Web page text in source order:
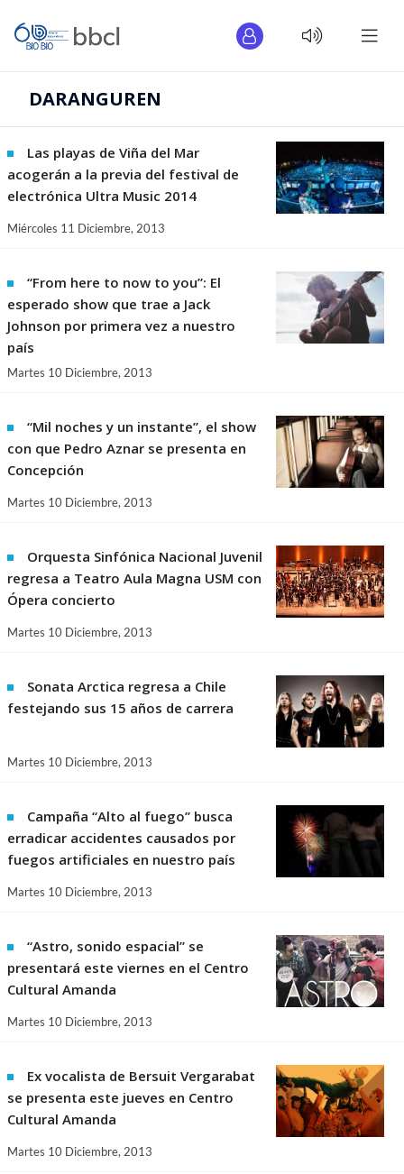
DARANGUREN
Las playas de Viña del Mar
acogerán a la previa del festival de
electrónica Ultra Music 2014
Miércoles 11 Diciembre, 2013
“From here to now to you”: El
esperado show que trae a Jack
Johnson por primera vez a nuestro
país
Martes 10 Diciembre, 2013
“Mil noches y un instante”, el show
con que Pedro Aznar se presenta en
Concepción
Martes 10 Diciembre, 2013
Orquesta Sinfónica Nacional Juvenil
regresa a Teatro Aula Magna USM con
Ópera concierto
Martes 10 Diciembre, 2013
Sonata Arctica regresa a Chile
festejando sus 15 años de carrera
Martes 10 Diciembre, 2013
Campaña “Alto al fuego” busca
erradicar accidentes causados por
fuegos artificiales en nuestro país
Martes 10 Diciembre, 2013
“Astro, sonido espacial” se
presentará este viernes en el Centro
Cultural Amanda
Martes 10 Diciembre, 2013
Ex vocalista de Bersuit Vergarabat
se presenta este jueves en Centro
Cultural Amanda
Martes 10 Diciembre, 2013